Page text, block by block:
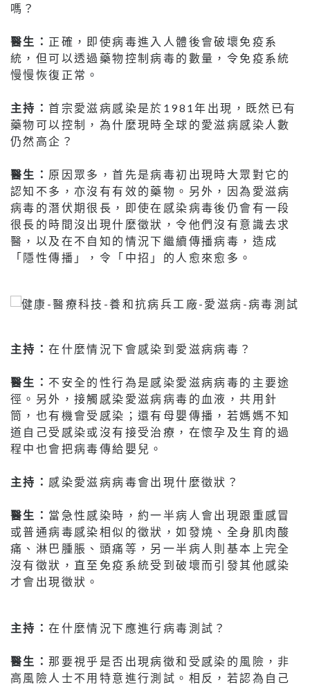
嗎？
醫生： 正確，即使病毒進入人體後會破壞免疫系
統，但可以透過藥物控制病毒的數量，令免疫系統
慢慢恢復正常。
主持：首宗愛滋病感染是於1981年出現，既然已有
藥物可以控制，為什麼現時全球的愛滋病感染人數
仍然高企？
醫生： 原因眾多，首先是病毒初出現時大眾對它的
認知不多，亦沒有有效的藥物。另外，因為愛滋病
病毒的潛伏期很長，即使在感染病毒後仍會有一段
很長的時間沒出現什麼徵狀，令他們沒有意識去求
醫，以及在不自知的情況下繼續傳播病毒，造成
「隱性傳播」，令「中招」的人愈來愈多。
主持：在什麼情況下會感染到愛滋病病毒？
醫生： 不安全的性行為是感染愛滋病病毒的主要途
徑。另外，接觸感染愛滋病病毒的血液，共用針
筒，也有機會受感染；還有母嬰傳播，若媽媽不知
道自己受感染或沒有接受治療，在懷孕及生育的過
程中也會把病毒傳給嬰兒。
主持： 感染愛滋病病毒會出現什麼徵狀？
醫生： 當急性感染時，約一半病人會出現跟重感冒
或普通病毒感染相似的徵狀，如發燒、全身肌肉酸
痛、淋巴腫脹、頭痛等，另一半病人則基本上完全
沒有徵狀，直至免疫系統受到破壞而引發其他感染
才會出現徵狀。
主持：在什麼情況下應進行病毒測試？
醫生：那要視乎是否出現病徵和受感染的風險，非
高風險人士不用特意進行測試。相反，若認為自己